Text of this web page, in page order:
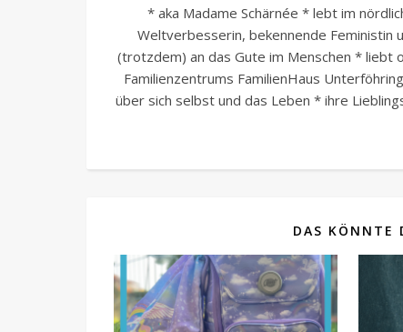
* aka Madame Schärnée * lebt im
Weltverbesserin, bekennende
(trotzdem) an das Gute im Menschen * liebt
Familienzentrums FamilienHaus
über sich selbst und das Leben * ihre
DAS KÖNNTE